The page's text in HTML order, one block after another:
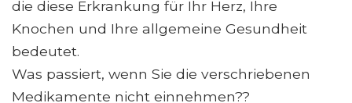
die diese Erkrankung für Ihr Herz, Ihre
Knochen und Ihre allgemeine Gesundheit
bedeutet.
Was passiert, wenn Sie die verschriebenen
Medikamente nicht einnehmen??